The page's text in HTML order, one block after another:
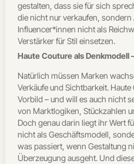
gestalten, dass sie für sich
die nicht nur verkaufen,
Influencer*innen nicht als
Verstärker für Stil einsetzen.
Haute Couture als Denkmodell
Natürlich müssen Marken
Verkäufe und Sichtbarkeit.
Vorbild – und will es auch nicht
von Marktlogiken, Stückzahlen
Doch genau darin liegt ihr Wert
nicht als Geschäftsmodell,
was passiert, wenn Gestaltung
Überzeugung ausgeht. Und